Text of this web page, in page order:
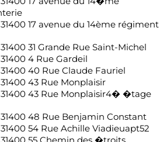
17 avenue du 14ème régiment
31 Grande Rue Saint-Michel
4 Rue Gardeil
40 Rue Claude Fauriel
43 Rue Monplaisir
31400 43 Rue Monplaisir4� �tage
48 Rue Benjamin Constant
54 Rue Achille Viadieuapt52